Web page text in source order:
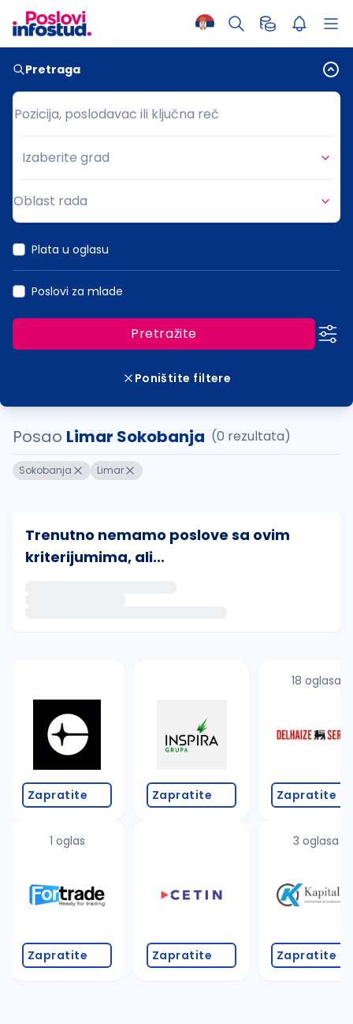
Pretraga
Pozicija, poslodavac ili ključna reč
Pozicija, poslodavac ili ključna reč
Grad
Izaberite grad
Oblast rada
Plata u oglasu
Poslovi za mlade
Pretražite
Poništite filtere
Posao Limar Sokobanja (0 rezultata)
Sokobanja Limar
Trenutno nemamo poslove sa ovim
kriterijumima, ali...
Takođe možete da:
proverite pravopisne greške (koristite č, ć, š, đ,
povećajte radijus za odabrani grad
promenite odabrane filtere pretrage
Zapratite
1 oglas
Zapratite
Zapratite
Zapratite
18 oglasa
Zapratite
3 oglasa
Zapratite